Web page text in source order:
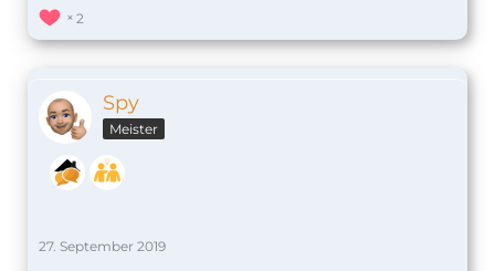
2
Spy
Meister
27. September 2019